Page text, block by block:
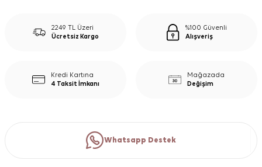
2249 TL Üzeri
Ücretsiz Kargo
%100 Güvenli
Alışveriş
Kredi Kartına
4 Taksit İmkanı
Mağazada
Değişim
Whatsapp Destek